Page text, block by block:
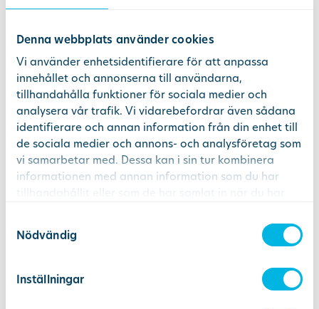
Denna webbplats använder cookies
Vi använder enhetsidentifierare för att anpassa
innehållet och annonserna till användarna,
tillhandahålla funktioner för sociala medier och
analysera vår trafik. Vi vidarebefordrar även sådana
identifierare och annan information från din enhet till
de sociala medier och annons- och analysföretag som
vi samarbetar med. Dessa kan i sin tur kombinera
informationen med annan information som du har
Nödvändig
Inställningar
Är det viktigt att ta hand om mjölktänder?
Kan mjölktänder få hål (karies)?
När ska man kontakta tandläkare för